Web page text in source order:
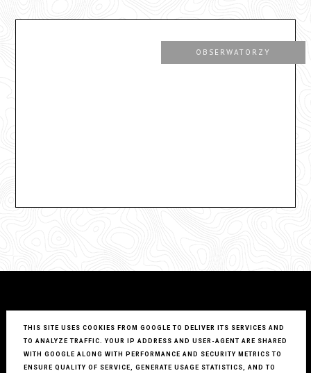
OBSERWATORZY
THIS SITE USES COOKIES FROM GOOGLE TO DELIVER ITS SERVICES AND
TO ANALYZE TRAFFIC. YOUR IP ADDRESS AND USER-AGENT ARE SHARED
WITH GOOGLE ALONG WITH PERFORMANCE AND SECURITY METRICS TO
ENSURE QUALITY OF SERVICE, GENERATE USAGE STATISTICS, AND TO